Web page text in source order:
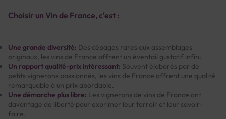
Choisir un Vin de France, c'est :
Une grande diversité: Des cépages rares aux assemblages
originaux, les vins de France offrent un éventail gustatif infini.
Un rapport qualité-prix intéressant: Souvent élaborés par de
petits vignerons passionnés, les vins de France offrent une qualité
remarquable à un prix abordable.
Une démarche plus libre: Les vignerons de vins de France ont
davantage de liberté pour exprimer leur terroir et leur savoir-
faire.